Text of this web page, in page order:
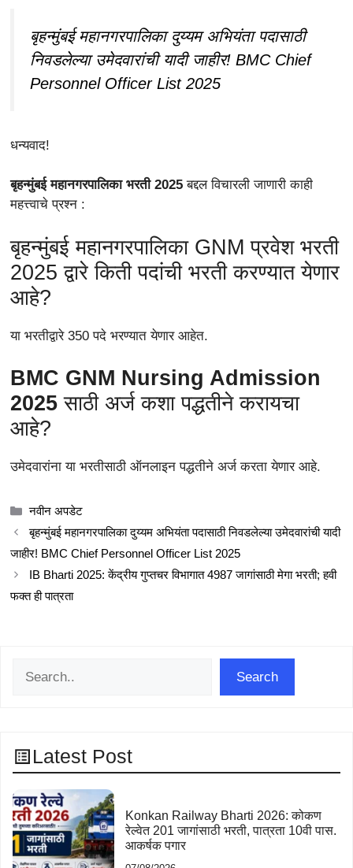
बृहन्मुंबई महानगरपालिका दुय्यम अभियंता पदासाठी
निवडलेल्या उमेदवारांची यादी जाहीर! BMC Chief
Personnel Officer List 2025
धन्यवाद!
बृहन्मुंबई महानगरपालिका भरती 2025बद्दल विचारली जाणारी काही
महत्त्वाचे प्रश्न :
बृहन्मुंबई महानगरपालिका GNM प्रवेश भरती
2025 द्वारे किती पदांची भरती करण्यात येणार
आहे?
या भरतीद्वारे 350 पदे भरण्यात येणार आहेत.
BMC GNM Nursing Admission
2025 साठी अर्ज कशा पद्धतीने करायचा
आहे?
उमेदवारांना या भरतीसाठी ऑनलाइन पद्धतीने अर्ज करता येणार आहे.
Categories
नवीन अपडेट
बृहन्मुंबई महानगरपालिका दुय्यम अभियंता पदासाठी निवडलेल्या उमेदवारांची यादी
जाहीर! BMC Chief Personnel Officer List 2025
IB Bharti 2025: केंद्रीय गुप्तचर विभागात 4987 जागांसाठी मेगा भरती; हवी
फक्त ही पात्रता
Search
Latest Post
Konkan Railway Bharti 2026: कोकण
रेल्वेत 201 जागांसाठी भरती, पात्रता 10वी पास.
आकर्षक पगार